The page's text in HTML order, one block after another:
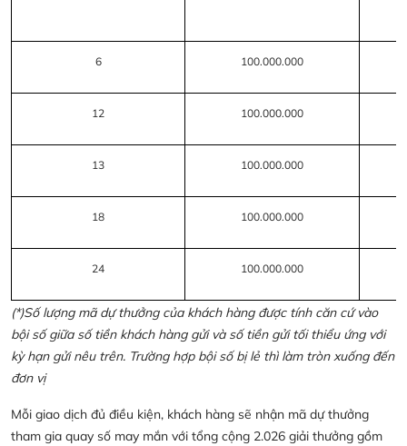
6 100.000.000
12 100.000.000
13 100.000.000
18 100.000.000
24 100.000.000
(*)Số lượng mã dự thưởng của khách hàng được tính căn cứ vào
bội số giữa số tiền khách hàng gửi và số tiền gửi tối thiểu ứng với
kỳ hạn gửi nêu trên. Trường hợp bội số bị lẻ thì làm tròn xuống đến
đơn vị
Mỗi giao dịch đủ điều kiện, khách hàng sẽ nhận mã dự thưởng
tham gia quay số may mắn với tổng cộng 2.026 giải thưởng gồm